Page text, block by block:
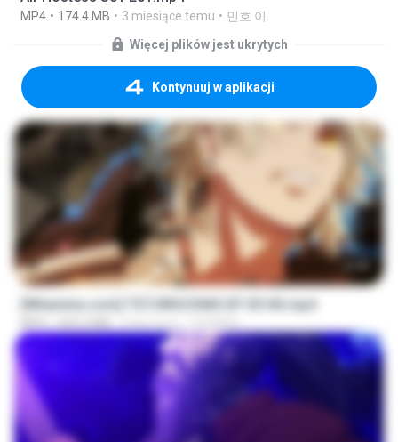
MP4 174.4 MB 3 miesiące temu
민호 이.
Więcej plików jest ukrytych
Kontynuuj w aplikacji
[Witanime.com] TSTJWGCDMS EP 05 HD.mp4
MP4 423.2 MB 9 dni temu DOMISR